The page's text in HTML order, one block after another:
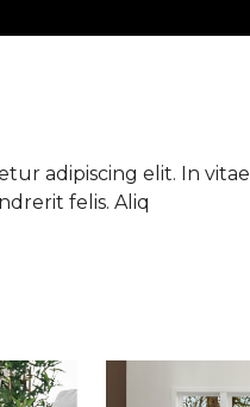
adipiscing elit. In
felis. Aliq